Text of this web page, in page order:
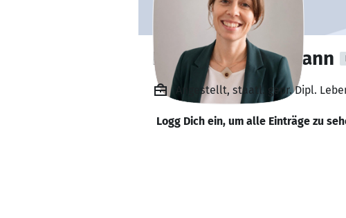
Henrieke Teichmann
Angestellt, staatl. gepr. Dipl.
Logg Dich ein, um alle Einträge zu